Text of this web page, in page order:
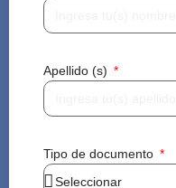
Apellido (s)
Tipo de documento